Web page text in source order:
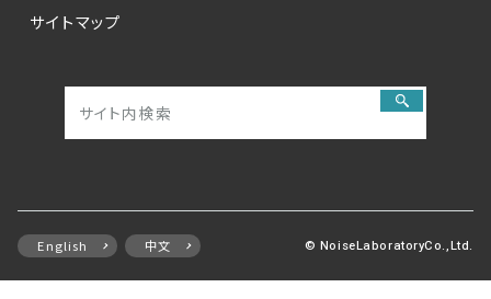
サイトマップ
English 中文 © NoiseLaboratoryCo.,Ltd.